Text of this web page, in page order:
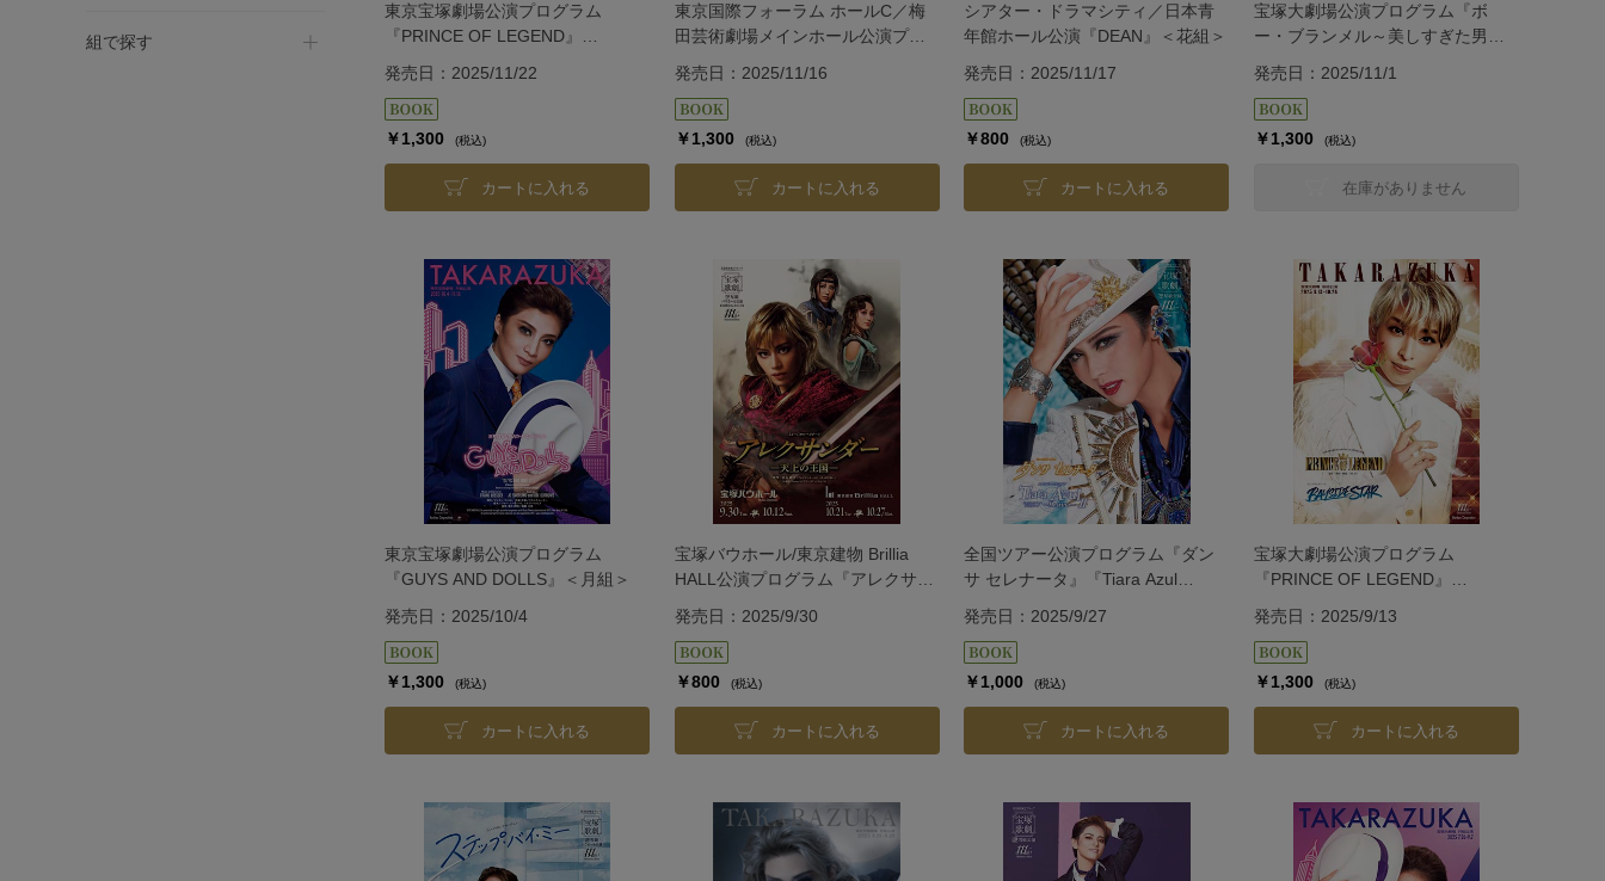
組で探す
東京宝塚劇場公演プログラム
『PRINCE OF LEGEND』
『BAYSIDE STAR』＜宙組＞
発売日：2025/11/22
￥1,300 (税込)
カートに入れる
東京国際フォーラム ホールC／梅
田芸術劇場メインホール公演プロ
グラム『Goethe（ゲーテ）!』＜花
組＞
発売日：2025/11/16
￥1,300 (税込)
カートに入れる
シアター・ドラマシティ／日本青
年館ホール公演『DEAN』＜花組＞
発売日：2025/11/17
￥800 (税込)
カートに入れる
宝塚大劇場公演プログラム『ボ
ー・ブランメル～美しすぎた男
～』『Prayer～祈り～』＜雪組＞
発売日：2025/11/1
￥1,300 (税込)
在庫がありません
東京宝塚劇場公演プログラム
『GUYS AND DOLLS』＜月組＞
発売日：2025/10/4
￥1,300 (税込)
カートに入れる
宝塚バウホール/東京建物 Brillia
HALL公演プログラム『アレクサン
ダー』＜星組＞
発売日：2025/9/30
￥800 (税込)
カートに入れる
全国ツアー公演プログラム『ダン
サ セレナータ』『Tiara Azul
―Destino―II』＜星組＞
発売日：2025/9/27
￥1,000 (税込)
カートに入れる
宝塚大劇場公演プログラム
『PRINCE OF LEGEND』
『BAYSIDE STAR』＜宙組＞
発売日：2025/9/13
￥1,300 (税込)
カートに入れる